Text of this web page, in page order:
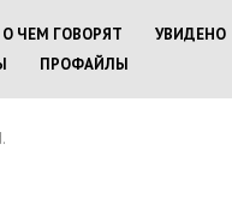
О ЧЕМ ГОВОРЯТ
УВИДЕНО
ПРОФАЙЛЫ